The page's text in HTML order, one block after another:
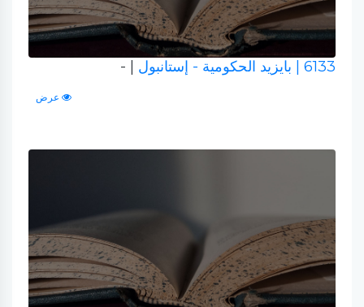
6133 | بايزيد الحكومية - إستانبول | -
عرض